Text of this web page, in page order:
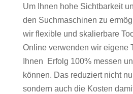
Um Ihnen hohe Sichtbarkeit
den Suchmaschinen zu
wir flexible und skalierbare
Online verwenden wir eigene
Ihnen Erfolg 100% messen
können. Das reduziert nicht
sondern auch die Kosten